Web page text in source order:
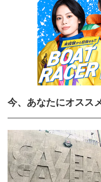
今、あなたにオスス